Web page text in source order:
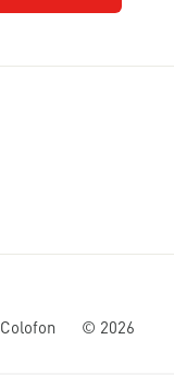
Colofon © 2026